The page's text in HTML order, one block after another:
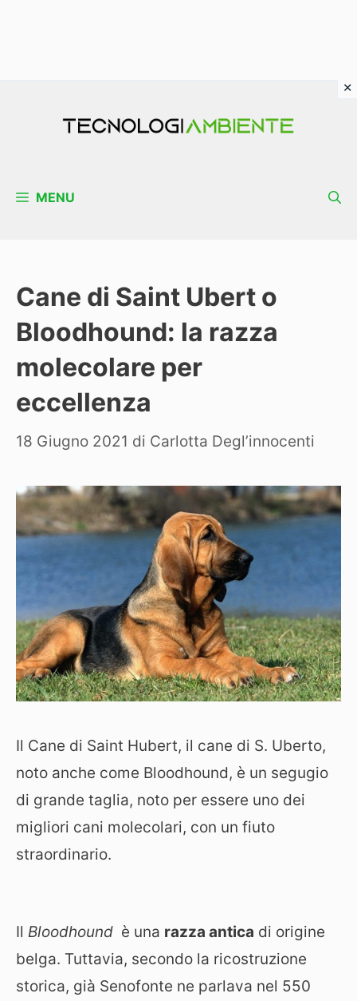
MENU
Cane di Saint Ubert o
Bloodhound: la razza
molecolare per
eccellenza
18 Giugno 2021 di Carlotta Degl’innocenti
Il Cane di Saint Hubert, il cane di S. Uberto,
noto anche come Bloodhound, è un segugio
di grande taglia, noto per essere uno dei
migliori cani molecolari, con un fiuto
straordinario.
Il Bloodhound è una razza antica di origine
belga. Tuttavia, secondo la ricostruzione
storica, già Senofonte ne parlava nel 550